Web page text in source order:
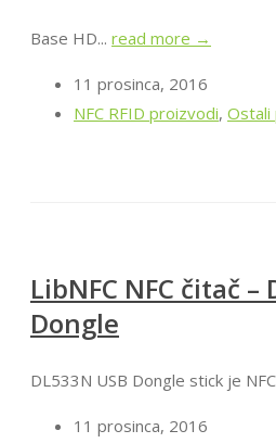
Base HD... read more →
11 prosinca, 2016
NFC RFID proizvodi, Ostali
LibNFC NFC čitač –
Dongle
DL533N USB Dongle stick je NFC
11 prosinca, 2016